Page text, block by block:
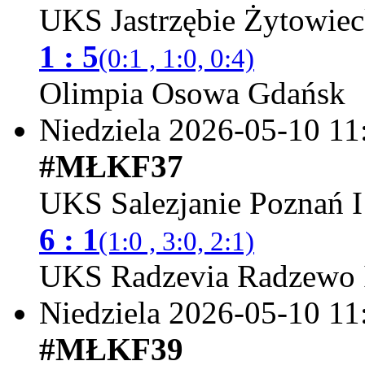
UKS Jastrzębie
1 : 5(0:1 , 1:0, 0:4)
Olimpia Osowa Gdańsk
Niedziela 2026-05-10
#MŁKF37
UKS Salezjanie Poznań I
6 : 1(1:0 , 3:0, 2:1)
UKS Radzevia Radzewo
Niedziela 2026-05-10
#MŁKF39